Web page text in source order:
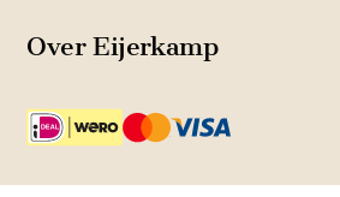
Over Eijerkamp